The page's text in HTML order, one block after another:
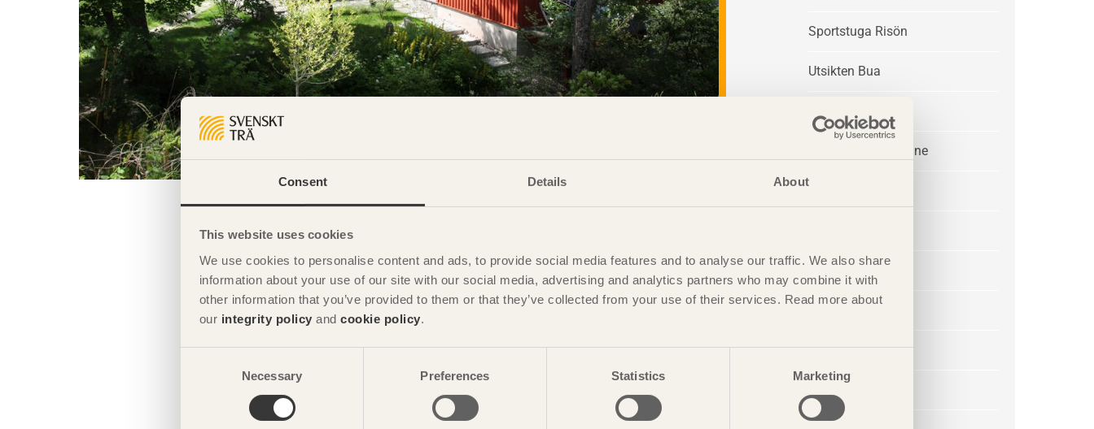
Consent Details About
This website uses cookies
We use cookies to personalise content and ads, to provide social media features and to analyse our traffic. We also share
information about your use of our site with our social media, advertising and analytics partners who may combine it with
other information that you’ve provided to them or that they’ve collected from your use of their services. Read more about
our integrity policy and cookie policy.
Necessary Preferences Statistics Marketing
Sportstuga Risön
Utsikten Bua
Sommarhus Akenine
Sunna
Hedebo
Boda